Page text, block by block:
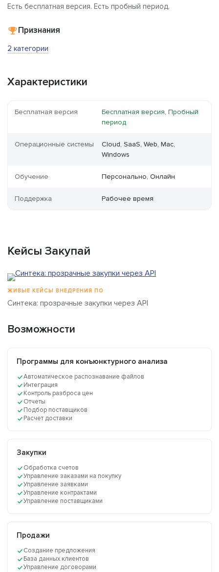
Есть бесплатная версия. Есть пробный период.
Признания
2 категории
Характеристики
Бесплатная версия
Бесплатная версия, Пробный
период
Операционные системы
Cloud, SaaS, Web, Mac,
Windows
Обучение Персонально, Онлайн
Поддержка Рабочее время
Кейсы Закупай
ЖИВЫЕ КЕЙСЫ ВНЕДРЕНИЯ ПО
Синтека: прозрачные закупки через API
Возможности
Программы для конъюнктурного анализа
Автоматическое распознавание файлов
Интеграция
Контроль разброса цен
Отчеты
Подбор поставщиков
Расчет доставки
Закупки
Обработка счетов
Управление заказами на покупку
Управление заявками
Управление контрактами
Управление поставщиками
Продажи
Cоздание предложения
База данных клиентов
Управление договорами